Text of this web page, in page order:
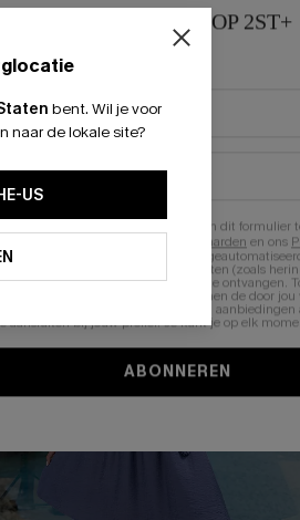
bent. Wil je voor
naar de lokale site?
US
15% KORTING OP 2ST+
je contactgegevens in te vullen en dit formulier
Algemene Voorwaarden en ons
er tevens mee in om herhaalde
gepersonaliseerde marketingberichten (zoals
en e-mails van Cupshe te ontvangen.
vereist voor een aankoop. We kunnen de door
gebruiken om producten en aanbiedingen
aansluiten bij jouw profiel. Je kunt je op elk
ABONNEREN